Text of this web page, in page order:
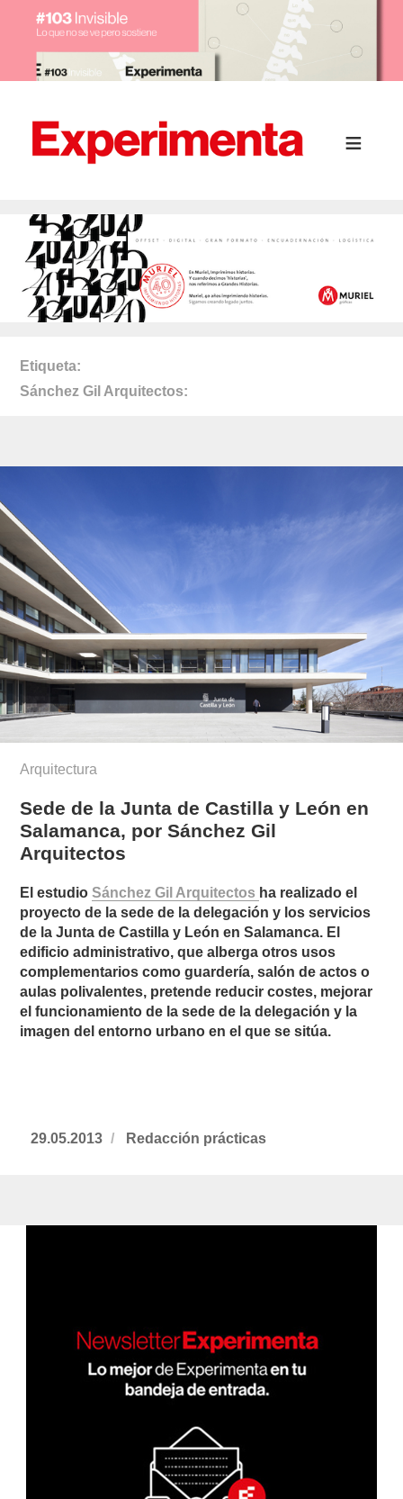
Etiqueta
Sánchez Gil Arquitectos
Arquitectura
Sede de la Junta de Castilla y León en
Salamanca, por Sánchez Gil
Arquitectos
El estudioSánchez Gil Arquitectos ha realizado el
proyecto de la sede de la delegación y los servicios
de la Junta de Castilla y León en Salamanca. El
edificio administrativo, que alberga otros usos
complementarios como guardería, salón de actos o
aulas polivalentes, pretende reducir costes, mejorar
el funcionamiento de la sede de la delegación y la
imagen del entorno urbano en el que se sitúa.
Publicado
29.05.2013
https://www.experimenta.es/author/
Redacción prácticas